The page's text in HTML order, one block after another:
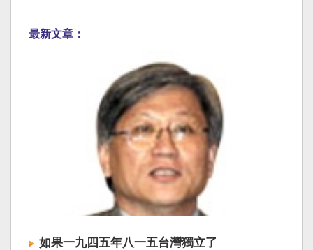
最新文章：
如果一九四五年八一五台灣獨立了